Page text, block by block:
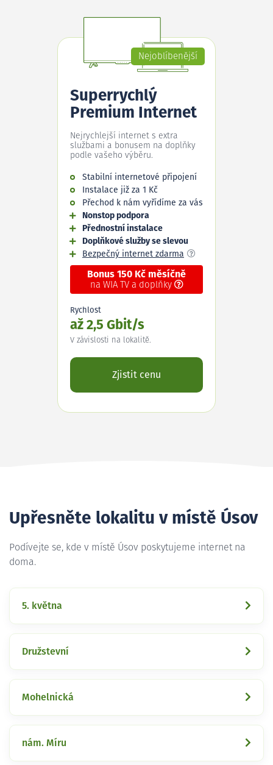
Nejoblíbenější
Superrychlý
Premium Internet
Nejrychlejší internet s extra
službami a bonusem na doplňky
podle vašeho výběru.
Stabilní internetové připojení
Instalace již za 1 Kč
Přechod k nám vyřídíme za vás
Nonstop podpora
Přednostní instalace
Doplňkové služby se slevou
Bezpečný internet zdarma
Bonus 150 Kč měsíčně
na WIA TV a doplňky
Rychlost
až 2,5 Gbit/s
V závislosti na lokalitě.
Zjistit cenu
Upřesněte lokalitu v místě Úsov
Podívejte se, kde v místě Úsov poskytujeme internet na
doma.
5. května
Družstevní
Mohelnická
nám. Míru